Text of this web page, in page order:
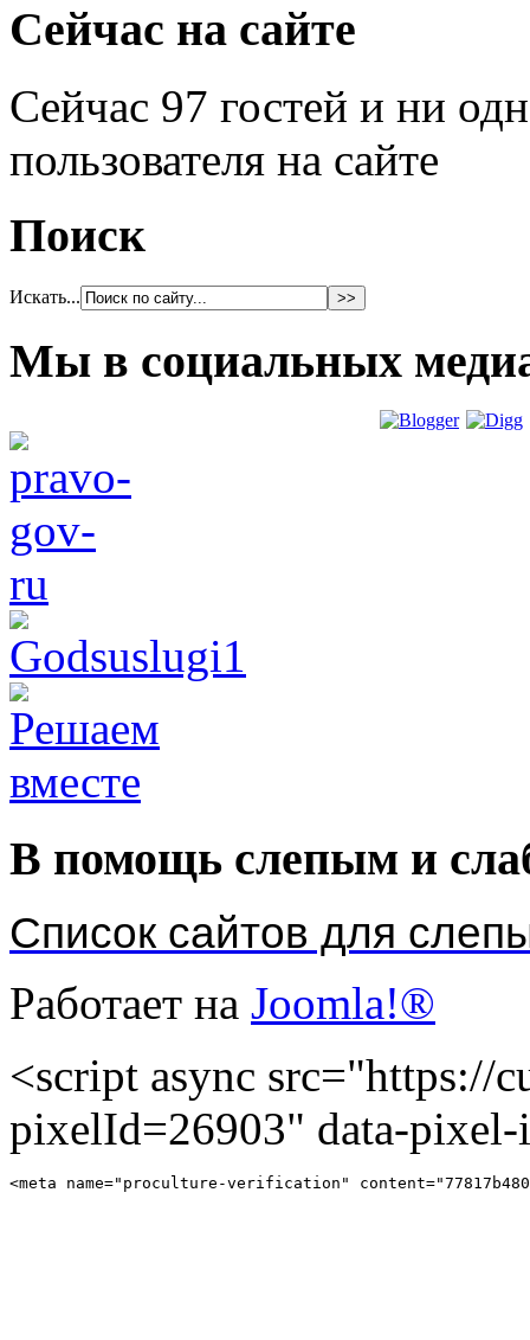
Сейчас на сайте
Сейчас 97 гостей и ни
пользователя на сайте
Поиск
Искать...
Мы в социальных
В помощь слепым и
Список сайтов для
Работает на Joomla!®
<script async src="https://
pixelId=26903" data-
<meta name="proculture-verification"